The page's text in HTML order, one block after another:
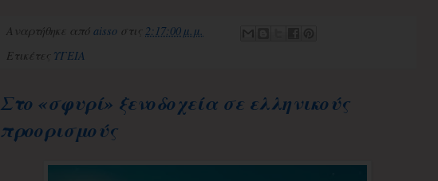
Αναρτήθηκε από aisso στις 2:17:00 μ.μ.
Ετικέτες ΥΓΕΙΑ
Στο «σφυρί» ξενοδοχεία σε ελληνικούς
προορισμούς